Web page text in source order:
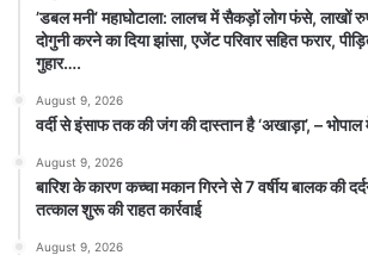
​’डबल मनी’ महाघोटाला: लालच में सैकड़ों लोग फंसे, लाखों
दोगुनी करने का दिया झांसा, एजेंट परिवार सहित फरार,
गुहार….
August 9, 2026
वर्दी से इंसाफ तक की जंग की दास्तान है ‘अखाड़ा’, –
August 9, 2026
बारिश के कारण कच्चा मकान गिरने से 7 वर्षीय बालक की
तत्काल शुरू की राहत कार्रवाई
August 9, 2026